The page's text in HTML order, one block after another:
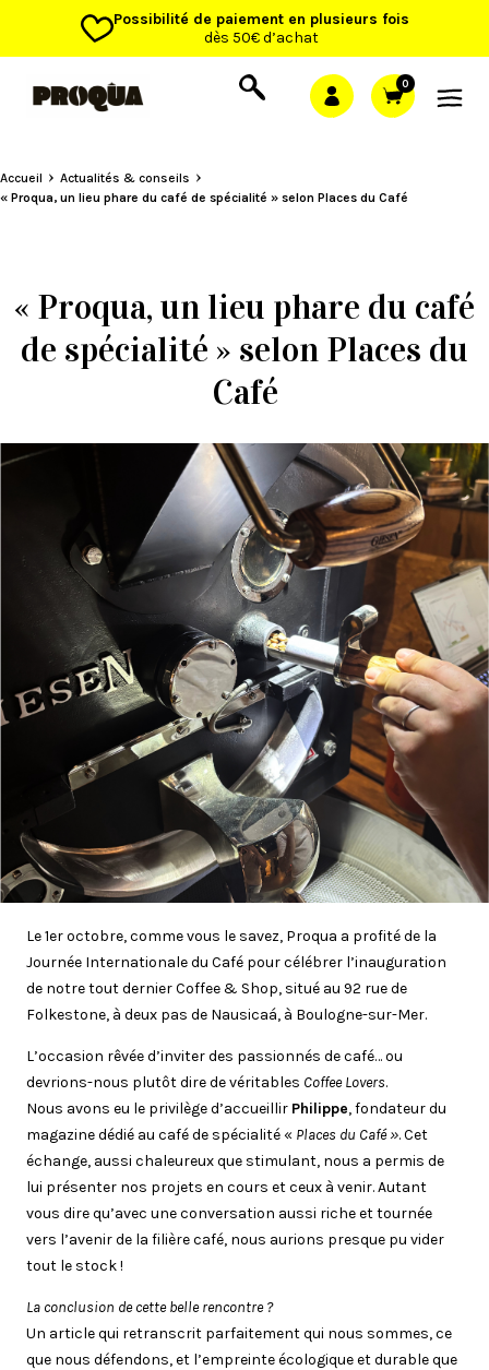
Possibilité de paiement en plusieurs fois
dès 50€ d’achat
0
Accueil
Actualités & conseils
« Proqua, un lieu phare du café de spécialité » selon Places du Café
« Proqua, un lieu phare du café
de spécialité » selon Places du
Café
Le 1er octobre, comme vous le savez, Proqua a profité de la
Journée Internationale du Café pour célébrer l’inauguration
de notre tout dernier Coffee & Shop, situé au 92 rue de
Folkestone, à deux pas de Nausicaá, à Boulogne-sur-Mer.
L’occasion rêvée d’inviter des passionnés de café… ou
devrions-nous plutôt dire de véritables Coffee Lovers.
Nous avons eu le privilège d’accueillir Philippe, fondateur du
magazine dédié au café de spécialité « Places du Café ». Cet
échange, aussi chaleureux que stimulant, nous a permis de
lui présenter nos projets en cours et ceux à venir. Autant
vous dire qu’avec une conversation aussi riche et tournée
vers l’avenir de la filière café, nous aurions presque pu vider
tout le stock !
La conclusion de cette belle rencontre ?
Un article qui retranscrit parfaitement qui nous sommes, ce
que nous défendons, et l’empreinte écologique et durable que